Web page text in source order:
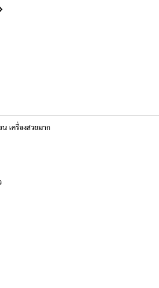
เครื่องสวยมาก